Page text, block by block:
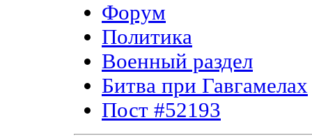
Форум
Политика
Военный раздел
Битва при Гавгамелах
Пост #52193